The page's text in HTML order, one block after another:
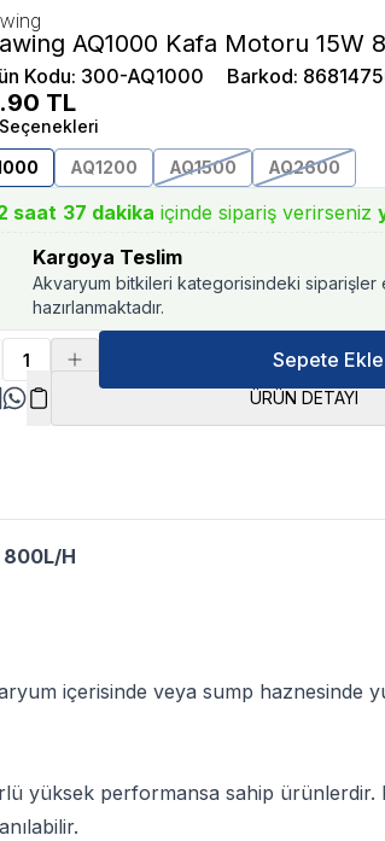
AQ1000 Kafa Motoru 15W
Kodu: 300-AQ1000 Barkod:
TL
AQ1200 AQ1500 AQ2600
saat 37 dakika içinde sipariş verirseniz
Kargoya Teslim
Akvaryum bitkileri kategorisindeki siparişler
hazırlanmaktadır.
Sepete Ekle
ÜRÜN DETAYI
800L/H
içerisinde veya sump haznesinde
yüksek performansa sahip